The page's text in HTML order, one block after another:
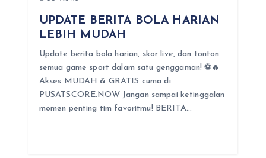
UPDATE BERITA BOLA HARIAN
LEBIH MUDAH
Update berita bola harian, skor live, dan tonton
semua game sport dalam satu genggaman! ⚽️🔥
Akses MUDAH & GRATIS cuma di
PUSATSCORE.NOW Jangan sampai ketinggalan
momen penting tim favoritmu! BERITA…